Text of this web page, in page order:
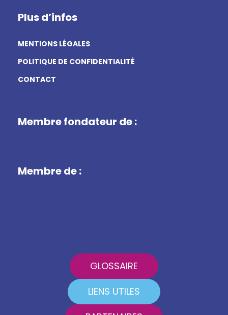
Plus d’infos
MENTIONS LÉGALES
POLITIQUE DE CONFIDENTIALITÉ
CONTACT
Membre fondateur de :
Membre de :
GLOSSAIRE
LIENS UTILES